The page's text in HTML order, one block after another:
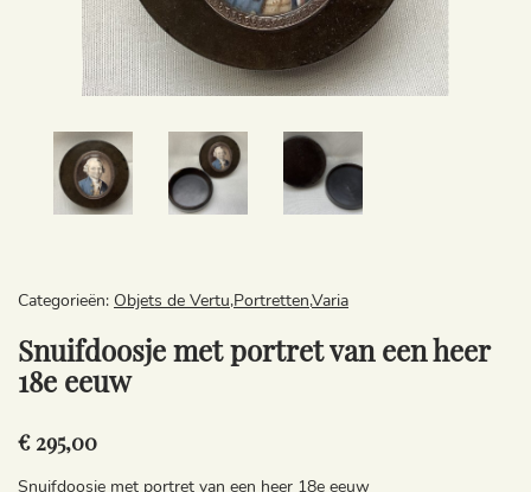
Categorieën: Objets de Vertu,Portretten,Varia
Snuifdoosje met portret van een heer
18e eeuw
€ 295,00
Snuifdoosje met portret van een heer 18e eeuw